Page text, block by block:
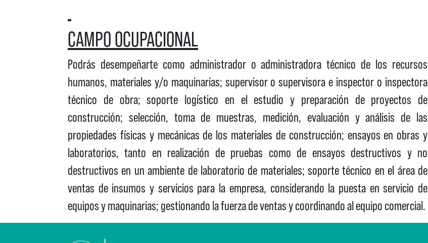
CAMPO OCUPACIONAL
Podrás desempeñarte como administrador o administradora técnico de los recursos
humanos, materiales y/o maquinarias; supervisor o supervisora e inspector o inspectora
técnico de obra; soporte logístico en el estudio y preparación de proyectos de
construcción; selección, toma de muestras, medición, evaluación y análisis de las
propiedades físicas y mecánicas de los materiales de construcción; ensayos en obras y
laboratorios, tanto en realización de pruebas como de ensayos destructivos y no
destructivos en un ambiente de laboratorio de materiales; soporte técnico en el área de
ventas de insumos y servicios para la empresa, considerando la puesta en servicio de
equipos y maquinarias; gestionando la fuerza de ventas y coordinando al equipo comercial.